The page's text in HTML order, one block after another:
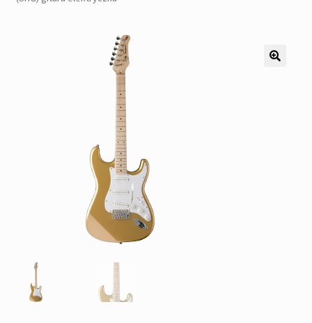
Pozostałe